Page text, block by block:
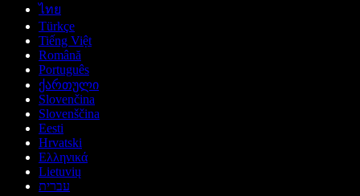
ไทย
Türkçe
Tiếng Việt
Română
Português
ქართული
Slovenčina
Slovenščina
Eesti
Hrvatski
Ελληνικά
Lietuvių
עברית